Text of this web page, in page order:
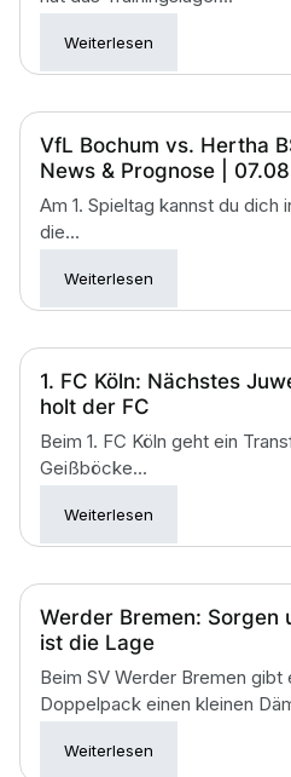
Weiterlesen
VfL Bochum vs. Hertha
News & Prognose |
Am 1. Spieltag kannst du dich
die...
Weiterlesen
1. FC Köln: Nächstes
holt der FC
Beim 1. FC Köln geht ein
Geißböcke...
Weiterlesen
Werder Bremen: Sorgen
ist die Lage
Beim SV Werder Bremen
Doppelpack einen kleinen
Weiterlesen